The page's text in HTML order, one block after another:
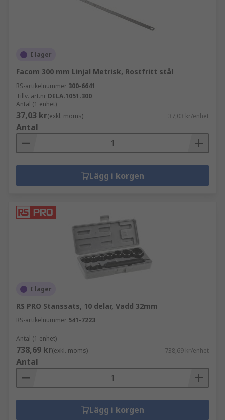
I lager
Facom 300 mm Linjal Metrisk, Rostfritt stål
RS-artikelnummer 300-6641
Tillv. art.nr DELA.1051.300
Antal (1 enhet)
37,03 kr(exkl. moms) 37,03 kr/enhet
Antal
Lägg i korgen
I lager
RS PRO Stanssats, 10 delar, Vadd 32mm
RS-artikelnummer 541-7223
Antal (1 enhet)
738,69 kr(exkl. moms) 738,69 kr/enhet
Antal
Lägg i korgen